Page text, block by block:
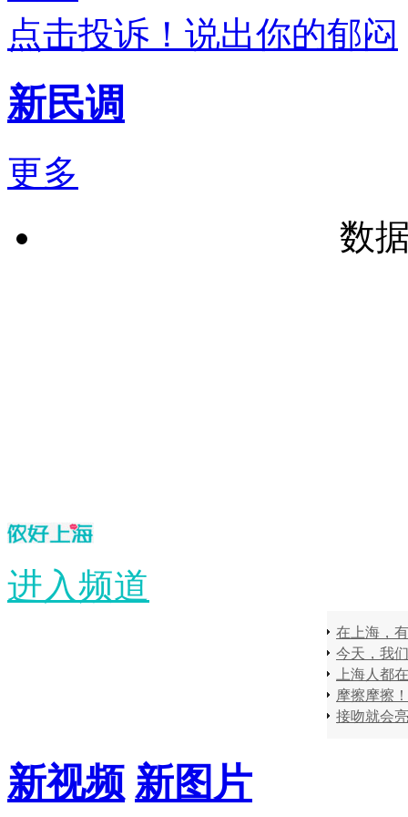
点击投诉！说出你的郁闷
新民调
更多
数
进入频道
在上海，
摩擦摩擦
接吻就会
新视频 新图片